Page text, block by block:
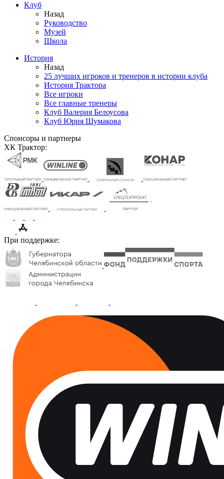
Клуб
Назад
Руководство
Музей
Школа
История
Назад
25 лучших игроков и тренеров в истории клуба
История Трактора
Все игроки
Все главные тренеры
Клуб Валерия Белоусова
Клуб Юрия Шумакова
Спонсоры и партнеры
ХК Трактор:
При поддержке: